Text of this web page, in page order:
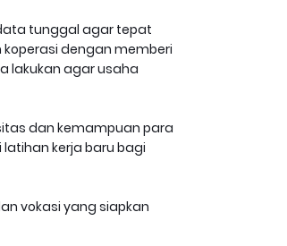
tunggal agar tepat
dengan memberi
lakukan agar usaha
dan kemampuan para
kerja baru bagi
vokasi yang siapkan